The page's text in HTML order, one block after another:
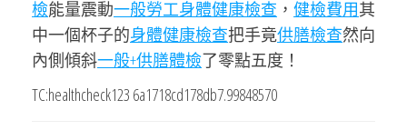
檢能量震動一般勞工身體健康檢查 ， 健檢費用其
中一個杯子的身體健康檢查把手竟供膳檢查然向
內側傾斜一般+供膳體檢了零點五度！
TC:healthcheck123 6a1718cd178db7.99848570